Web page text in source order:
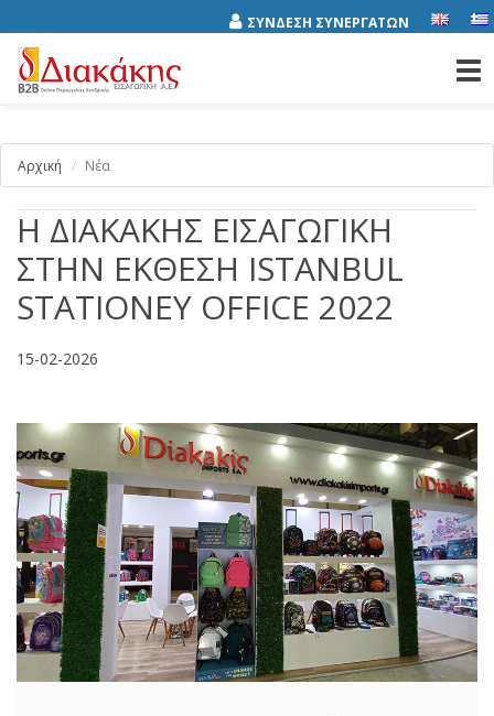
ΣΥΝΔΕΣΗ ΣΥΝΕΡΓΑΤΩΝ
Αρχική Νέα
Η ΔΙΑΚΑΚΗΣ ΕΙΣΑΓΩΓΙΚΗ
ΣΤΗΝ ΕΚΘΕΣΗ ISTANBUL
STATIONEY OFFICE 2022
15-02-2026